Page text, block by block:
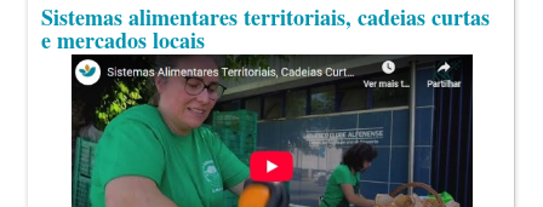
Sistemas alimentares territoriais, cadeias curtas
e mercados locais